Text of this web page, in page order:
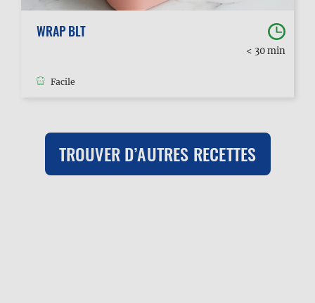
WRAP BLT
< 30 min
Facile
TROUVER D’AUTRES RECETTES